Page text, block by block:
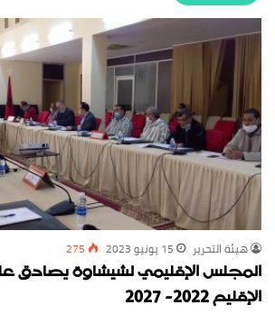
‏هيئة ‏التحرير 15 يونيو 2023 275
المجلس الإقليمي لشيشاوة يصادق
الإقليم 2022- 2027